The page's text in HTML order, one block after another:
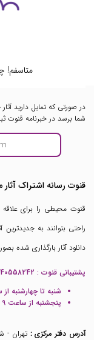
متاسفم!
در صورتی که تمایل دارید
شما برسد در خبرنامه قنوت
قنوت رسانه اشتراک
قنوت محیطی را برای
راحتی بتوانند به
دانلود آثار بارگذاری شده
پشتیبانی قنوت :
شنبه تا چهارشنبه از ساعت
پنجشنبه از ساعت 9 الی 15
آدرس دفتر مرکزی :